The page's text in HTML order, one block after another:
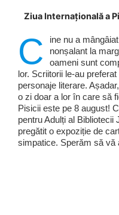
Ziua Internațională a
C
ine nu a
nonșalant la
oameni sunt
lor. Scriitorii le-au
personaje literare.
o zi doar a lor în care să
Pisicii este pe 8 august!
pentru Adulți al Bibliotecii
pregătit o expoziție de
simpatice. Sperăm să